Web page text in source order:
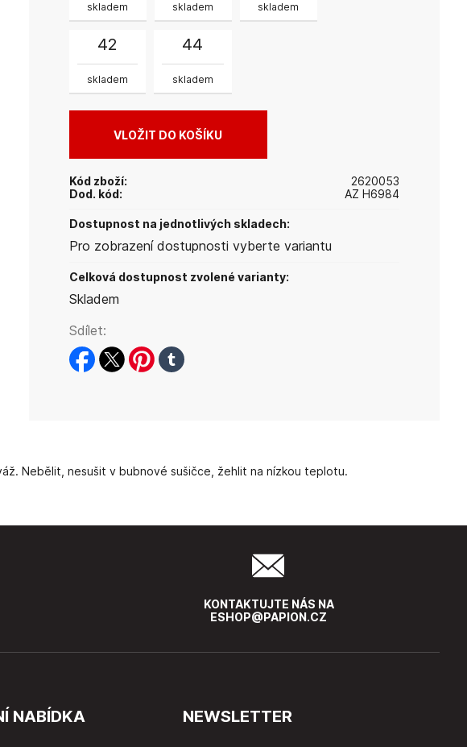
skladem skladem skladem
42
skladem
44
skladem
Kód zboží:
2620053
Dod. kód:
AZ H6984
Dostupnost na jednotlivých skladech:
Pro zobrazení dostupnosti vyberte variantu
Celková dostupnost zvolené varianty:
Skladem
Sdílet:
facebook
twitterpinterest
tumblr
Nebělit, nesušit v bubnové sušičce, žehlit na nízkou teplotu.
KONTAKTUJTE NÁS NA
ESHOP@PAPION.CZ
NABÍDKA NEWSLETTER